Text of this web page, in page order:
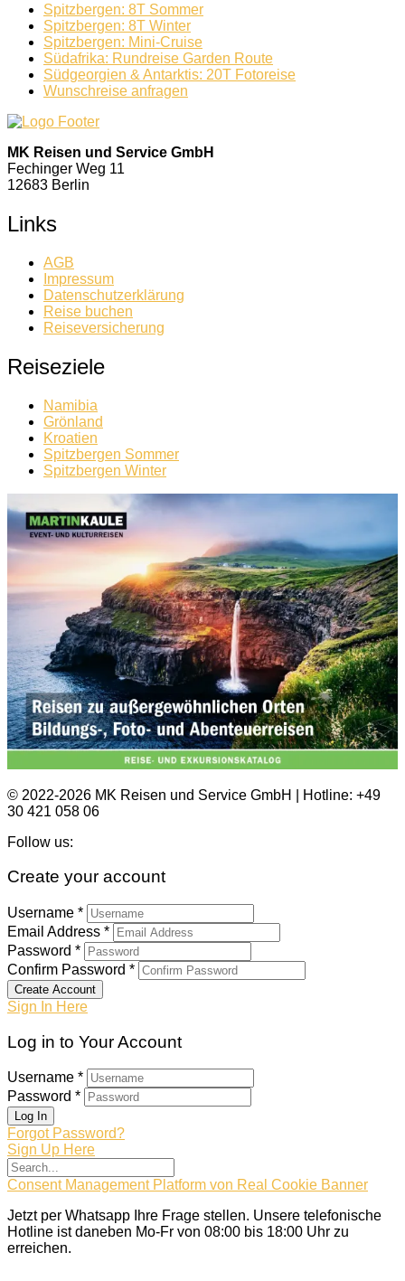
Spitzbergen: 8T Sommer
Spitzbergen: 8T Winter
Spitzbergen: Mini-Cruise
Südafrika: Rundreise Garden Route
Südgeorgien & Antarktis: 20T Fotoreise
Wunschreise anfragen
MK Reisen und Service GmbH
Fechinger Weg 11
12683 Berlin
Links
AGB
Impressum
Datenschutzerklärung
Reise buchen
Reiseversicherung
Reiseziele
Namibia
Grönland
Kroatien
Spitzbergen Sommer
Spitzbergen Winter
© 2022-2026 MK Reisen und Service GmbH | Hotline: +49
30 421 058 06
Follow us:
Create your account
Username *
Email Address *
Password *
Confirm Password *
Create Account
Sign In Here
Log in to Your Account
Username *
Password *
Log In
Forgot Password?
Sign Up Here
Consent Management Platform von Real Cookie Banner
Jetzt per Whatsapp Ihre Frage stellen. Unsere telefonische
Hotline ist daneben Mo-Fr von 08:00 bis 18:00 Uhr zu
erreichen.